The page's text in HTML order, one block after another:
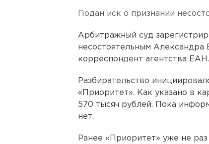
Подан иск о признании
Арбитражный суд
несостоятельным Александра
корреспондент агентства ЕАН.
Разбирательство
«Приоритет». Как указано в
570 тысяч рублей. Пока
нет.
Ранее «Приоритет» уже не